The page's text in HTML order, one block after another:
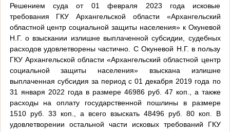
Решением суда от 01 февраля 2023 года исковые
требования ГКУ Архангельской области «Архангельский
областной центр социальной защиты населения» к Окуневой
Н.Г. о взыскании излишне выплаченной субсидии, судебных
расходов удовлетворены частично. С Окуневой Н.Г. в пользу
ГКУ Архангельской области «Архангельский областной центр
социальной защиты населения» взыскана излишне
выплаченная субсидия за период с 01 декабря 2019 года по
31 января 2022 года в размере 46986 руб. 47 коп., а также
расходы на оплату государственной пошлины в размере
1510 руб. 33 коп., а всего взыскать 48496 руб. 80 коп. В
удовлетворении остальной части исковых требований ГКУ